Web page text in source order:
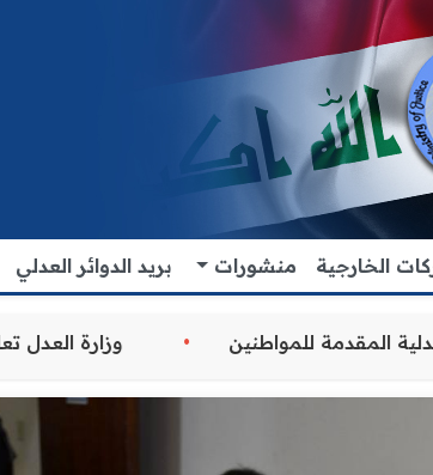
الخارجية منشورات بريد الدوائر العدلي
الخدمات العدلية المقدمة للمواطنين